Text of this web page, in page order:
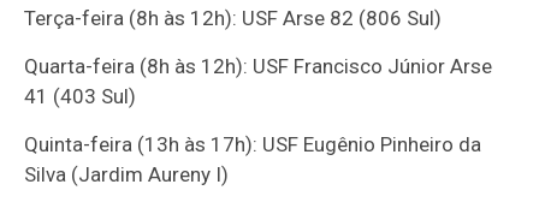
Terça-feira (8h às 12h): USF Arse 82 (806 Sul)
Quarta-feira (8h às 12h): USF Francisco Júnior Arse
41 (403 Sul)
Quinta-feira (13h às 17h): USF Eugênio Pinheiro da
Silva (Jardim Aureny I)